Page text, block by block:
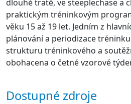
dlouhé tratě, ve steeplechase a
praktickým tréninkovým
věku 15 až 19 let. Jedním z
plánování a periodizace
strukturu tréninkového a
obohacena o četné vzorové
Dostupné zdroje